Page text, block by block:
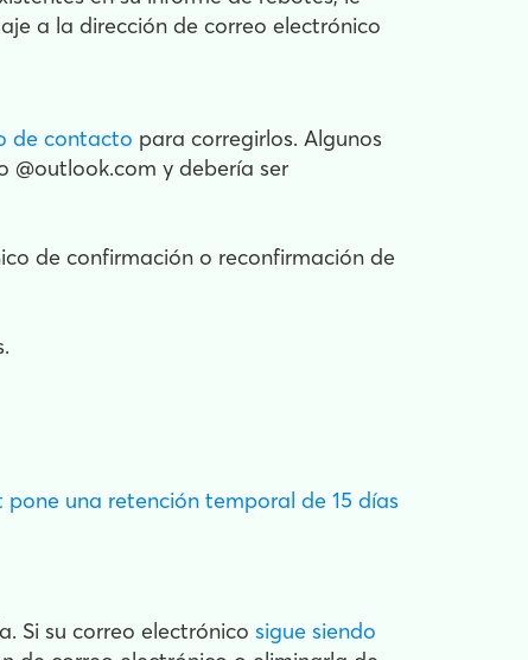
a la dirección de correo electrónico
de contacto para corregirlos. Algunos
@outlook.com y debería ser
de confirmación o reconfirmación de
una retención temporal de 15 días
Si su correo electrónico sigue siendo